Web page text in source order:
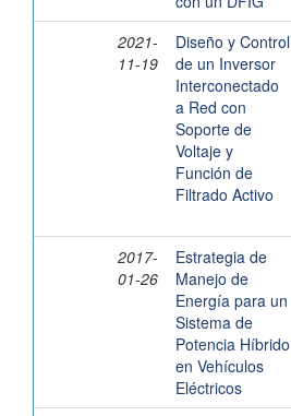
2021-
11-19
Diseño y Control
de un Inversor
Interconectado
a Red con
Soporte de
Voltaje y
Función de
Filtrado Activo
2017-
01-26
Estrategia de
Manejo de
Energía para un
Sistema de
Potencia Híbrido
en Vehículos
Eléctricos